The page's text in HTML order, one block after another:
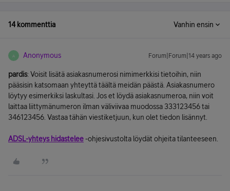
14 kommenttia Vanhin ensin
A Anonymous Forum|Forum|14 years ago
pardis: Voisit lisätä asiakasnumerosi nimimerkkisi tietoihin, niin
pääsisin katsomaan yhteyttä täältä meidän päästä. Asiakasnumero
löytyy esimerkiksi laskultasi. Jos et löydä asiakasnumeroa, niin voit
laittaa liittymänumeron ilman väliviivaa muodossa 333123456 tai
346123456. Vastaa tähän viestiketjuun, kun olet tiedon lisännyt.
ADSL-yhteys hidastelee-ohjesivustolta löydät ohjeita tilanteeseen.